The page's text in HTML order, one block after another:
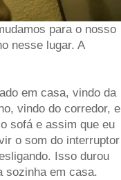
para o nosso
nesse lugar. A
em casa, vindo da
vindo do corredor, e
sofá e assim que eu
o som do interruptor
Isso durou
sozinha em casa.